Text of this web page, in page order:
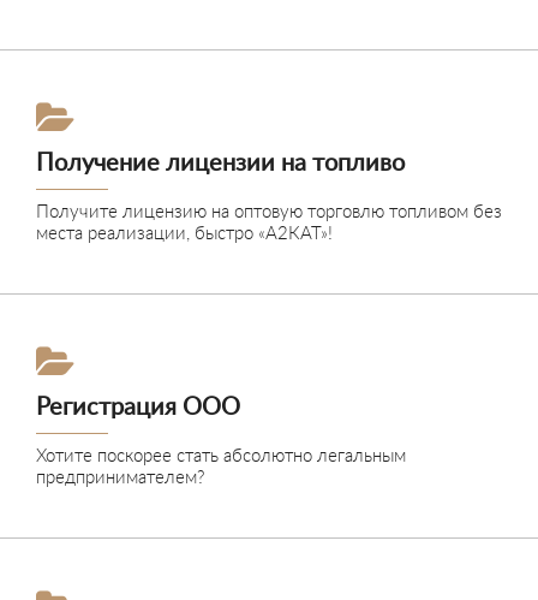
Получение лицензии на топливо
Получите лицензию на оптовую торговлю топливом без
места реализации, быстро «А2КАТ»!
Регистрация ООО
Хотите поскорее стать абсолютно легальным
предпринимателем?